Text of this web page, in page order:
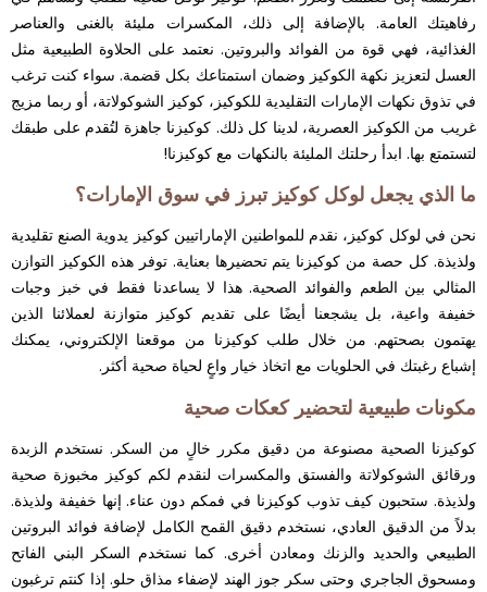
رفاهيتك العامة. بالإضافة إلى ذلك، المكسرات مليئة بالغنى والعناصر
الغذائية، فهي قوة من الفوائد والبروتين. نعتمد على الحلاوة الطبيعية مثل
العسل لتعزيز نكهة الكوكيز وضمان استمتاعك بكل قضمة. سواء كنت ترغب
في تذوق نكهات الإمارات التقليدية للكوكيز، كوكيز الشوكولاتة، أو ربما مزيج
غريب من الكوكيز العصرية، لدينا كل ذلك. كوكيزنا جاهزة لتُقدم على طبقك
لتستمتع بها. ابدأ رحلتك المليئة بالنكهات مع كوكيزنا!
ما الذي يجعل لوكل كوكيز تبرز في سوق الإمارات؟
نحن في لوكل كوكيز، نقدم للمواطنين الإماراتيين كوكيز يدوية الصنع تقليدية
ولذيذة. كل حصة من كوكيزنا يتم تحضيرها بعناية. توفر هذه الكوكيز التوازن
المثالي بين الطعم والفوائد الصحية. هذا لا يساعدنا فقط في خبز وجبات
خفيفة واعية، بل يشجعنا أيضًا على تقديم كوكيز متوازنة لعملائنا الذين
يهتمون بصحتهم. من خلال طلب كوكيزنا من موقعنا الإلكتروني، يمكنك
إشباع رغبتك في الحلويات مع اتخاذ خيار واعٍ لحياة صحية أكثر.
مكونات طبيعية لتحضير كعكات صحية
كوكيزنا الصحية مصنوعة من دقيق مكرر خالٍ من السكر. نستخدم الزبدة
ورقائق الشوكولاتة والفستق والمكسرات لنقدم لكم كوكيز مخبوزة صحية
ولذيذة. ستحبون كيف تذوب كوكيزنا في فمكم دون عناء. إنها خفيفة ولذيذة.
بدلاً من الدقيق العادي، نستخدم دقيق القمح الكامل لإضافة فوائد البروتين
الطبيعي والحديد والزنك ومعادن أخرى. كما نستخدم السكر البني الفاتح
ومسحوق الجاجري وحتى سكر جوز الهند لإضفاء مذاق حلو. إذا كنتم ترغبون